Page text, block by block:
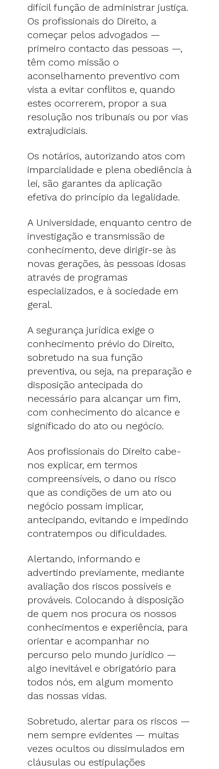
difícil função de administrar justiça.
Os profissionais do Direito, a
começar pelos advogados —
primeiro contacto das pessoas —,
têm como missão o
aconselhamento preventivo com
vista a evitar conflitos e, quando
estes ocorrerem, propor a sua
resolução nos tribunais ou por vias
extrajudiciais.
Os notários, autorizando atos com
imparcialidade e plena obediência à
lei, são garantes da aplicação
efetiva do princípio da legalidade.
A Universidade, enquanto centro de
investigação e transmissão de
conhecimento, deve dirigir-se às
novas gerações, às pessoas idosas
através de programas
especializados, e à sociedade em
geral.
A segurança jurídica exige o
conhecimento prévio do Direito,
sobretudo na sua função
preventiva, ou seja, na preparação e
disposição antecipada do
necessário para alcançar um fim,
com conhecimento do alcance e
significado do ato ou negócio.
Aos profissionais do Direito cabe-
nos explicar, em termos
compreensíveis, o dano ou risco
que as condições de um ato ou
negócio possam implicar,
antecipando, evitando e impedindo
contratempos ou dificuldades.
Alertando, informando e
advertindo previamente, mediante
avaliação dos riscos possíveis e
prováveis. Colocando à disposição
de quem nos procura os nossos
conhecimentos e experiência, para
orientar e acompanhar no
percurso pelo mundo jurídico —
algo inevitável e obrigatório para
todos nós, em algum momento
das nossas vidas.
Sobretudo, alertar para os riscos —
nem sempre evidentes — muitas
vezes ocultos ou dissimulados em
cláusulas ou estipulações